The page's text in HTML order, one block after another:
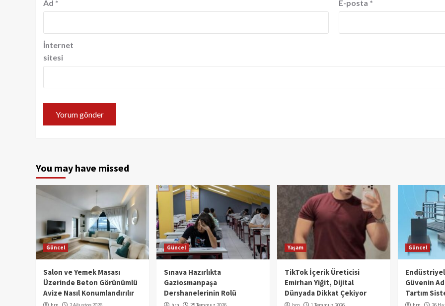
Ad * E-posta *
İnternet
sitesi
You may have missed
Güncel
Salon ve Yemek Masası
Üzerinde Beton Görünümlü
Avize Nasıl Konumlandırılır
Güncel
Sınava Hazırlıkta
Gaziosmanpaşa
Dershanelerinin Rolü
Yaşam
TikTok İçerik Üreticisi
Emirhan Yiğit, Dijital
Dünyada Dikkat Çekiyor
Güncel
Güvenin
Tartım